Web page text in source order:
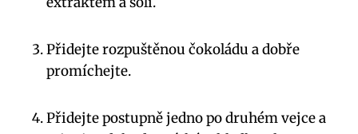
Přidejte rozpuštěnou čokoládu a dobře
promíchejte.
Přidejte postupně ⁢jedno⁢ po druhém vejce a